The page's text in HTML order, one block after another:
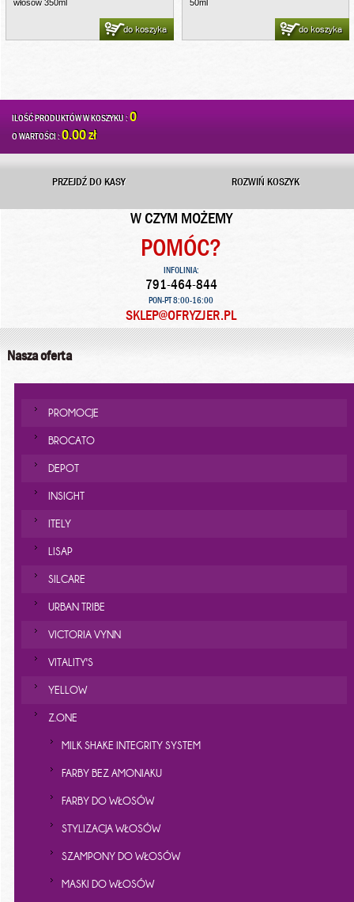
włosów 350ml
do koszyka
50ml
do koszyka
ILOŚĆ PRODUKTÓW W KOSZYKU :0
O WARTOŚCI :0.00 zł
PRZEJDŹ DO KASY ROZWIŃ KOSZYK
W CZYM MOŻEMY
POMÓC?
INFOLINIA:
791-464-844
PON-PT 8:00-16:00
SKLEP@OFRYZJER.PL
Nasza oferta
PROMOCJE
BROCATO
DEPOT
INSIGHT
ITELY
LISAP
SILCARE
URBAN TRIBE
VICTORIA VYNN
VITALITY'S
YELLOW
Z.ONE
MILK SHAKE INTEGRITY SYSTEM
FARBY BEZ AMONIAKU
FARBY DO WŁOSÓW
STYLIZACJA WŁOSÓW
SZAMPONY DO WŁOSÓW
MASKI DO WŁOSÓW